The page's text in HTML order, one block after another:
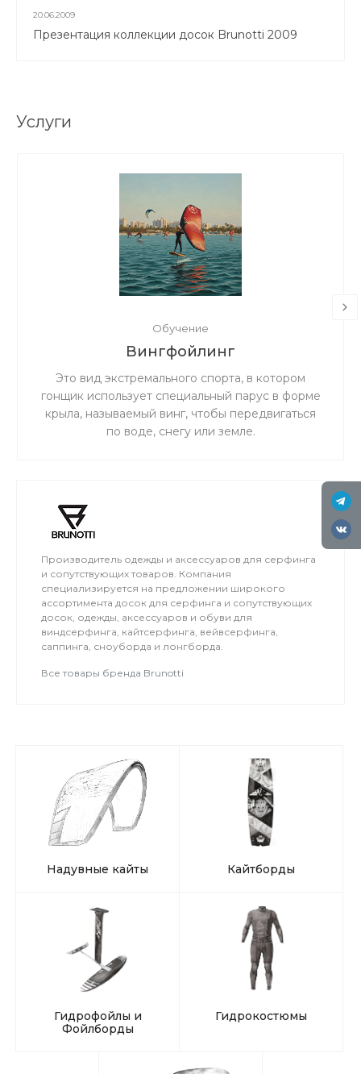
20.06.2009
Презентация коллекции досок Brunotti 2009
Услуги
Обучение
Вингфойлинг
Это вид экстремального спорта, в котором
гонщик использует специальный парус в форме
крыла, называемый винг, чтобы передвигаться
по воде, снегу или земле.
Производитель одежды и аксессуаров для серфинга
и сопутствующих товаров. Компания
специализируется на предложении широкого
ассортимента досок для серфинга и сопутствующих
досок, одежды, аксессуаров и обуви для
виндсерфинга, кайтсерфинга, вейвсерфинга,
саппинга, сноуборда и лонгборда.
Все товары бренда Brunotti
Надувные кайты Кайтборды
Гидрофойлы и
Фойлборды
Гидрокостюмы